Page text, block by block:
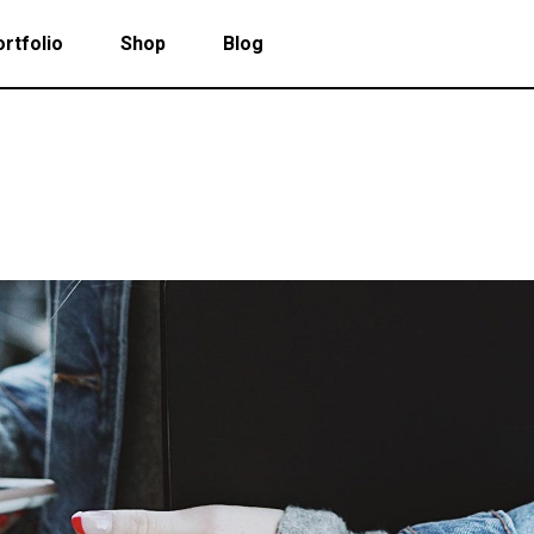
Col. Portfolio Wide
Col. Portfolio
Col. Portfolio Wide
Col. Portfolio Wide
Portfolio Wide
Shop Blog
Col. Portfolio Wide
Col. Portfolio Wide
Portfolio Wide